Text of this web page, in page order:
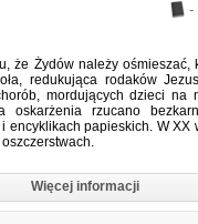
-
że Żydów należy ośmieszać,
redukująca rodaków
mordujących dzieci na
oskarżenia rzucano
encyklikach papieskich. W XX
Więcej informacji